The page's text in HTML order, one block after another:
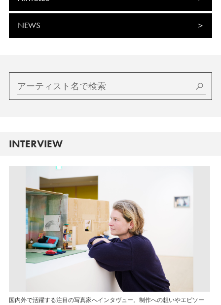
NEWS
INTERVIEW
国内外で活躍する注目の写真家へインタヴュー。制作への想いやエピソー